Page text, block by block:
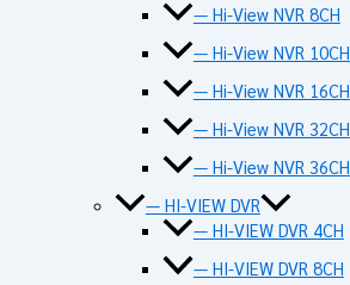
— Hi-View NVR 8CH
— Hi-View NVR 10CH
— Hi-View NVR 16CH
— Hi-View NVR 32CH
— Hi-View NVR 36CH
— HI-VIEW DVR
— HI-VIEW DVR 4CH
— HI-VIEW DVR 8CH